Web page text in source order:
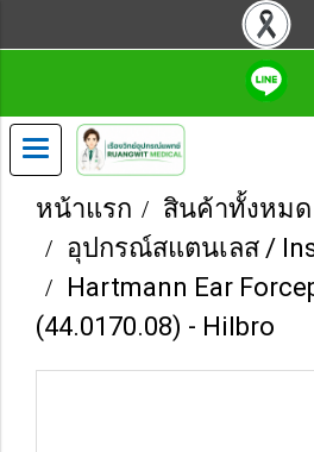
หน้าแรก
สินค้าทั้งหมด
อุปกรณ์สแตนเลส /
Hartmann Ear
(44.0170.08) - Hilbro